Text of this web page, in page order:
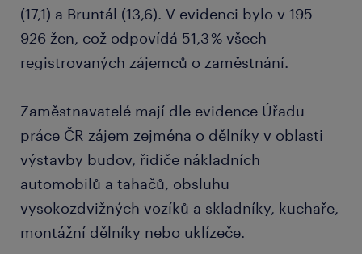
(17,1) a Bruntál (13,6). V evidenci bylo v 195
926 žen, což odpovídá 51,3 % všech
registrovaných zájemců o zaměstnání.
Zaměstnavatelé mají dle evidence Úřadu
práce ČR zájem zejména o dělníky v oblasti
výstavby budov, řidiče nákladních
automobilů a tahačů, obsluhu
vysokozdvižných vozíků a skladníky, kuchaře,
montážní dělníky nebo uklízeče.